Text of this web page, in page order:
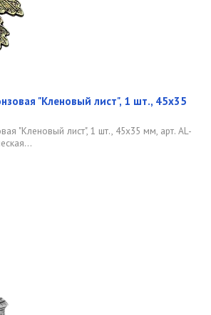
"Кленовый лист", 1 шт., 45х35
"Кленовый лист", 1 шт., 45х35 мм, арт. AL-